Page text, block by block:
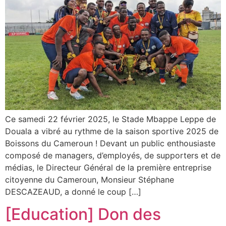
Ce samedi 22 février 2025, le Stade Mbappe Leppe de
Douala a vibré au rythme de la saison sportive 2025 de
Boissons du Cameroun ! Devant un public enthousiaste
composé de managers, d’employés, de supporters et de
médias, le Directeur Général de la première entreprise
citoyenne du Cameroun, Monsieur Stéphane
DESCAZEAUD, a donné le coup […]
[Education] Don des